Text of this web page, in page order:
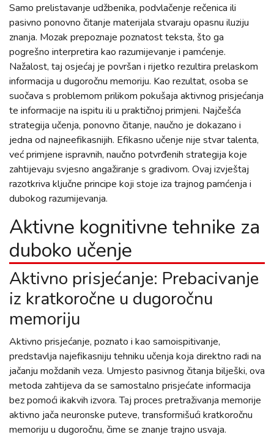
Samo prelistavanje udžbenika, podvlačenje rečenica ili
pasivno ponovno čitanje materijala stvaraju opasnu iluziju
znanja. Mozak prepoznaje poznatost teksta, što ga
pogrešno interpretira kao razumijevanje i pamćenje.
Nažalost, taj osjećaj je površan i rijetko rezultira prelaskom
informacija u dugoročnu memoriju. Kao rezultat, osoba se
suočava s problemom prilikom pokušaja aktivnog prisjećanja
te informacije na ispitu ili u praktičnoj primjeni. Najčešća
strategija učenja, ponovno čitanje, naučno je dokazano i
jedna od najneefikasnijih. Efikasno učenje nije stvar talenta,
već primjene ispravnih, naučno potvrđenih strategija koje
zahtijevaju svjesno angažiranje s gradivom. Ovaj izvještaj
razotkriva ključne principe koji stoje iza trajnog pamćenja i
dubokog razumijevanja.
Aktivne kognitivne tehnike za
duboko učenje
Aktivno prisjećanje: Prebacivanje
iz kratkoročne u dugoročnu
memoriju
Aktivno prisjećanje, poznato i kao samoispitivanje,
predstavlja najefikasniju tehniku učenja koja direktno radi na
jačanju moždanih veza. Umjesto pasivnog čitanja bilješki, ova
metoda zahtijeva da se samostalno prisjećate informacija
bez pomoći ikakvih izvora. Taj proces pretraživanja memorije
aktivno jača neuronske puteve, transformišući kratkoročnu
memoriju u dugoročnu, čime se znanje trajno usvaja.